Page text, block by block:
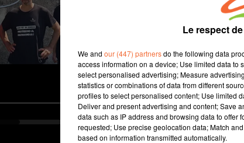
- En pleine tournée
Pâti'Bar ce jeudi 11
- Moncoutant fête
- Un as du BMX en
Thouars...
Le respect
We and our (447) partnersdo the following data
access information on a device; Use limited data
select personalised advertising; Measure
statistics or combinations of data from different
profiles to select personalised content; Use limited
Deliver and present advertising and content; Save
data such as IP address and browsing data to
requested; Use precise geolocation data; Match
based on information transmitted automatically.